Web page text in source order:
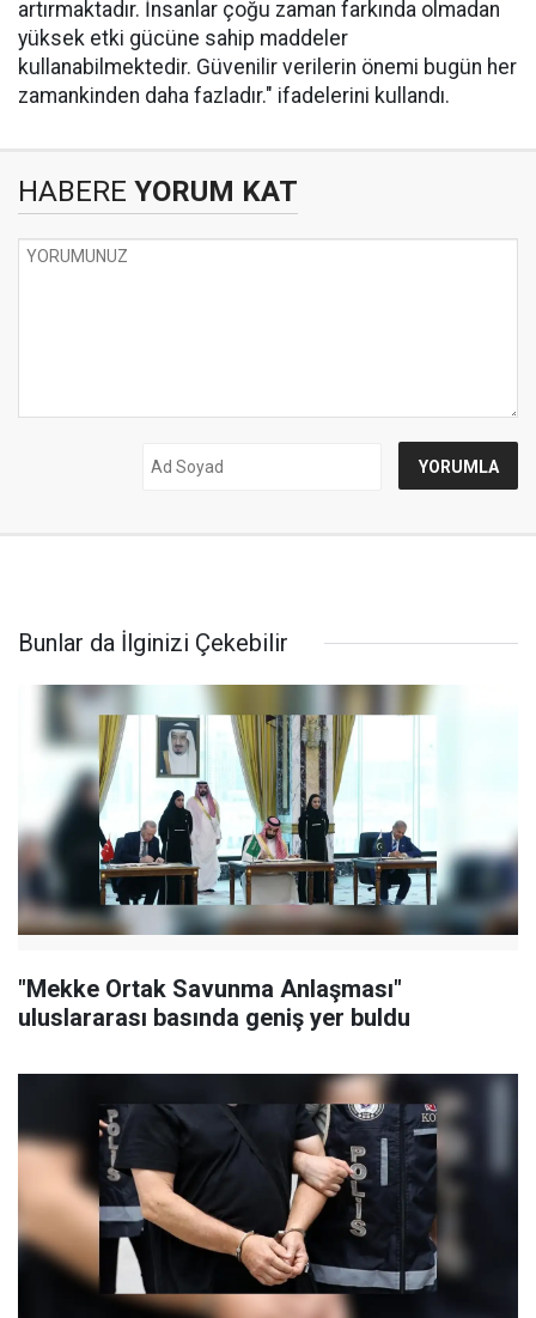
artırmaktadır. İnsanlar çoğu zaman farkında olmadan
yüksek etki gücüne sahip maddeler
kullanabilmektedir. Güvenilir verilerin önemi bugün her
zamankinden daha fazladır." ifadelerini kullandı.
HABERE YORUM KAT
Bunlar da İlginizi Çekebilir
"Mekke Ortak Savunma Anlaşması"
uluslararası basında geniş yer buldu